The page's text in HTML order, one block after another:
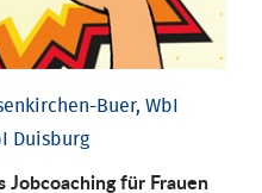
Buer, WbI
Duisburg
für Frauen